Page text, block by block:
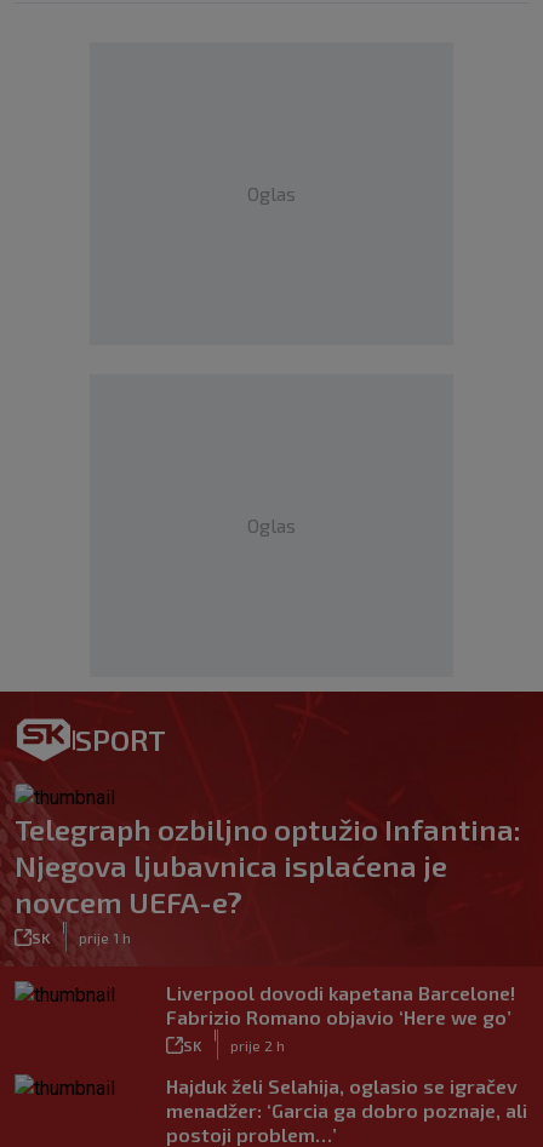
Oglas
Oglas
SPORT
Telegraph ozbiljno optužio Infantina:
Njegova ljubavnica isplaćena je
novcem UEFA-e?
SK prije 1 h
Liverpool dovodi kapetana Barcelone!
Fabrizio Romano objavio ‘Here we go’
SK prije 2 h
Hajduk želi Selahija, oglasio se igračev
menadžer: ‘Garcia ga dobro poznaje, ali
postoji problem…’